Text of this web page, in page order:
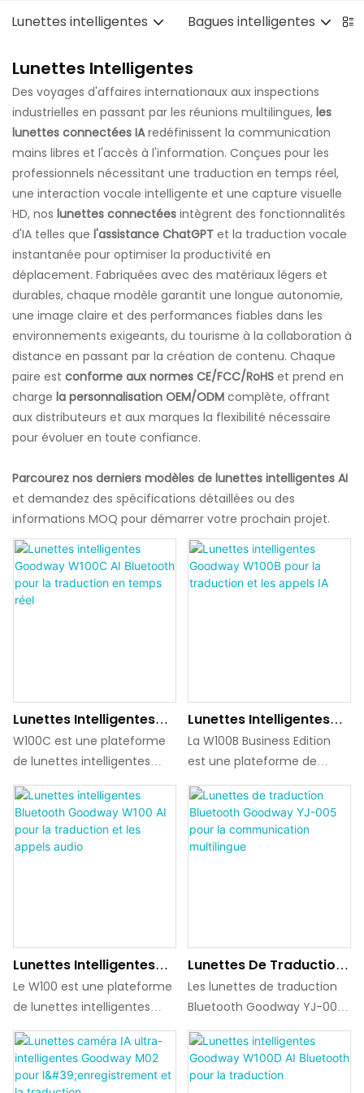
Lunettes intelligentes Bagues intelligentes
Lunettes Intelligentes
Des voyages d'affaires internationaux aux inspections
industrielles en passant par les réunions multilingues, les
lunettes connectées IAredéfinissent la communication
mains libres et l'accès à l'information. Conçues pour les
professionnels nécessitant une traduction en temps réel,
une interaction vocale intelligente et une capture visuelle
HD, nos lunettes connectées intègrent des fonctionnalités
d'IA telles que l'assistance ChatGPT et la traduction vocale
instantanée pour optimiser la productivité en
déplacement. Fabriquées avec des matériaux légers et
durables, chaque modèle garantit une longue autonomie,
une image claire et des performances fiables dans les
environnements exigeants, du tourisme à la collaboration à
distance en passant par la création de contenu. Chaque
paire est conforme aux normes CE/FCC/RoHS et prend en
charge la personnalisation OEM/ODM complète, offrant
aux distributeurs et aux marques la flexibilité nécessaire
pour évoluer en toute confiance.
Parcourez nos derniers modèles de lunettes intelligentes AI
et demandez des spécifications détaillées ou des
informations MOQ pour démarrer votre prochain projet.
Lunettes Intelligentes
Goodway W100C AI
Bluetooth Pour La
Réel
W100C est une plateforme
de lunettes intelligentes
Bluetooth dotée d'IA,
conçue pour la traduction
vocale et vidéo en temps
réel, le dialogue IA et les
d'applications mobiles et les
mises à jour OTA pour les
scénarios d'utilisation
connectés.
Lunettes Intelligentes
Goodway W100B Pour
La Traduction Et Les
La W100B Business Edition
est une plateforme de
lunettes intelligentes
Bluetooth dotée d'IA
permettant la traduction
vocale et vidéo en temps
pour une utilisation portable
légère dans des scénarios
professionnels et
commerciaux.
Lunettes Intelligentes
Bluetooth Goodway
W100 AI Pour La
Audio
Le W100 est une plateforme
de lunettes intelligentes
Bluetooth dotée d'IA,
conçue pour la traduction
en temps réel, l'interaction
vocale et les appels audio
Lunettes De Traduction
Bluetooth Goodway YJ-
005 Pour La
Multilingue
Les lunettes de traduction
Bluetooth Goodway YJ-005
offrent une traduction
multilingue en temps réel
pour diverses applications,